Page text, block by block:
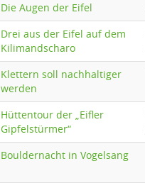
Die Augen der Eifel
Drei aus der Eifel auf dem
Kilimandscharo
Klettern soll nachhaltiger
werden
Hüttentour der „Eifler
Gipfelstürmer“
Bouldernacht in Vogelsang